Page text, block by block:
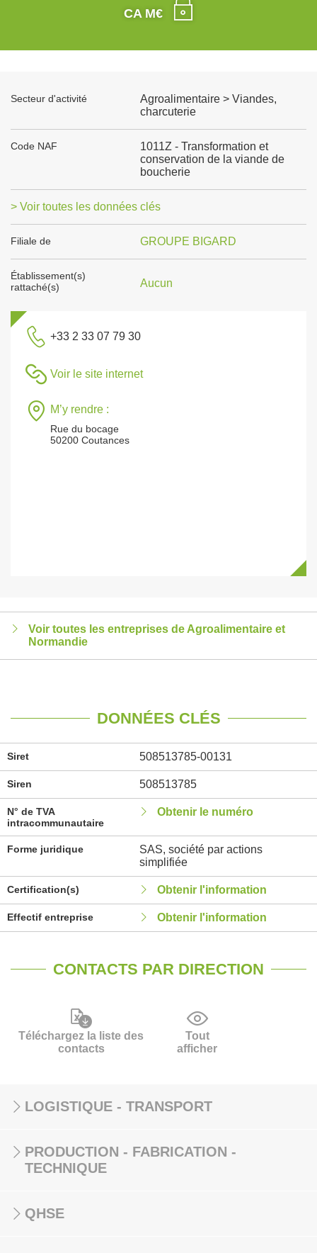
CA M€
Secteur d'activité
Agroalimentaire > Viandes,
charcuterie
Code NAF
1011Z - Transformation et
conservation de la viande de
boucherie
> Voir toutes les données clés
Filiale de GROUPE BIGARD
Établissement(s)
rattaché(s)
Aucun
+33 2 33 07 79 30
Voir le site internet
M’y rendre :
Rue du bocage
50200 Coutances
Voir toutes les entreprises de Agroalimentaire et
Normandie
DONNÉES CLÉS
Siret 508513785-00131
Siren 508513785
N° de TVA
intracommunautaire
Obtenir le numéro
Forme juridique
SAS, société par actions
simplifiée
Certification(s) Obtenir l'information
Effectif entreprise Obtenir l'information
CONTACTS PAR DIRECTION
Téléchargez la liste des
contacts
Tout
afficher
LOGISTIQUE - TRANSPORT
PRODUCTION - FABRICATION -
TECHNIQUE
QHSE